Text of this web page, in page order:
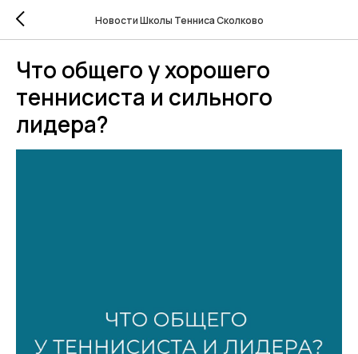
Новости Школы Тенниса Сколково
Что общего у хорошего
теннисиста и сильного
лидера?